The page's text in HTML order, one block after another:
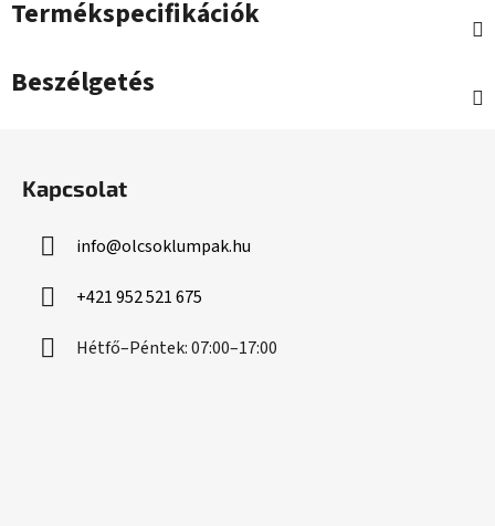
Termékspecifikációk
Beszélgetés
Kapcsolat
info@olcsoklumpak.hu
+421 952 521 675
Hétfő–Péntek: 07:00–17:00